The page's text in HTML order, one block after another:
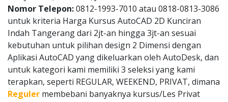
Nomor Telepon:0812-1993-7010 atau 0818-0813-3086
untuk kriteria Harga Kursus AutoCAD 2D Kunciran
Indah Tangerang dari 2jt-an hingga 3jt-an sesuai
kebutuhan untuk pilihan design 2 Dimensi dengan
Aplikasi AutoCAD yang dikeluarkan oleh AutoDesk, dan
untuk kategori kami memiliki 3 seleksi yang kami
terapkan, seperti REGULAR, WEEKEND, PRIVAT, dimana
Reguler membebani banyaknya kursus/Les Privat